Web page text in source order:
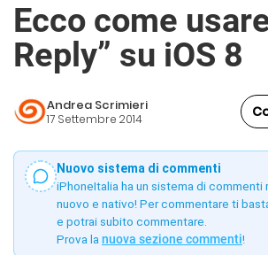
Ecco come
Reply” su iOS 8
Andrea Scrimieri
17 Settembre 2014
Nuovo sistema di commenti
iPhoneItalia ha un sistema di
nuovo e nativo! Per commentare ti
e potrai subito commentare.
Prova la nuova sezione commenti!